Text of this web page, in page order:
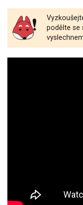
podělte se